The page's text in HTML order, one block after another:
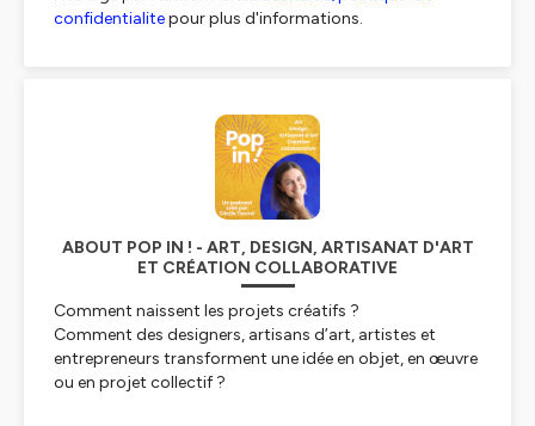
confidentialitepour plus d'informations.
ABOUT POP IN ! - ART, DESIGN, ARTISANAT D'ART
ET CRÉATION COLLABORATIVE
Comment naissent les projets créatifs ?
Comment des designers, artisans d’art, artistes et
entrepreneurs transforment une idée en objet, en œuvre
ou en projet collectif ?